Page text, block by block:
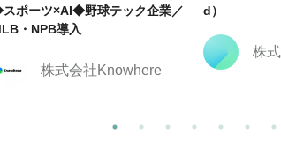
ポーツ×AI◆野球テック企業／
・NPB導入
株式会社Knowhere
d）
株